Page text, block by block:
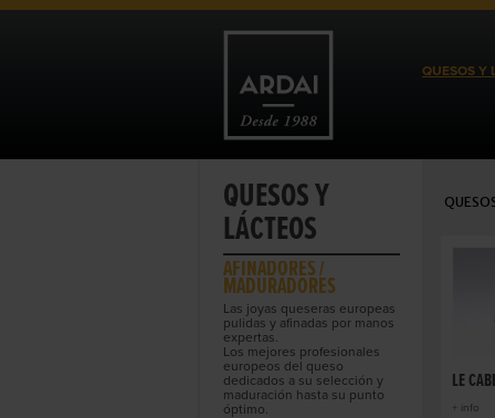
QUESOS Y
QUESOS Y
LÁCTEOS
AFINADORES /
MADURADORES
Las joyas queseras europeas
pulidas y afinadas por manos
expertas.
Los mejores profesionales
europeos del queso
dedicados a su selección y
maduración hasta su punto
óptimo.
LE
+ info